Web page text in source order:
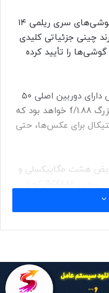
ریلمی قرار است در اواسط بهمن سری گوشی‌های سری ریلمی ۱۴
چینی جزئیاتی کلیدی
را تأیید کرده
براساس اعلام ریلمی، ریلمی ۱۴ پرو پلاس دارای دوربین اصلی ۵۰
مگاپیکسلی IMX896 سونی با دیافراگم بزرگ f/1.88 خواهد بود که
برای عکس‌ها، حتی
هشت مگاپیکسلی و